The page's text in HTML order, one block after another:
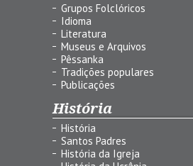
Grupos Folclóricos
Idioma
Literatura
Museus e Arquivos
Pêssanka
Tradições populares
Publicações
História
História
Santos Padres
História da Igreja